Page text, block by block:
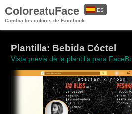
ColoreatuFace
Cambia los colores de Facebook
ES
Plantilla: Bebida Cóctel
Vista previa de la plantilla para